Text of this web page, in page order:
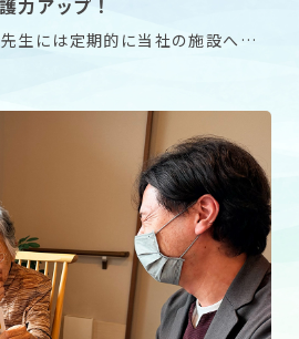
生には定期的に当社の施設へご